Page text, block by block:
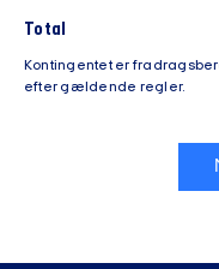
Total
Kontingentet er
efter gældende regler.